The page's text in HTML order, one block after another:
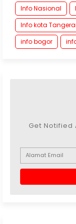
Info Nasional
Info kota
info bogor
Get Notified